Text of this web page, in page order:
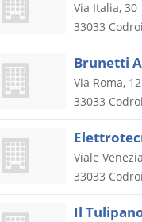
Via Italia, 30
33033
Brunetti
Via Roma, 12
33033
Viale
33033
Il